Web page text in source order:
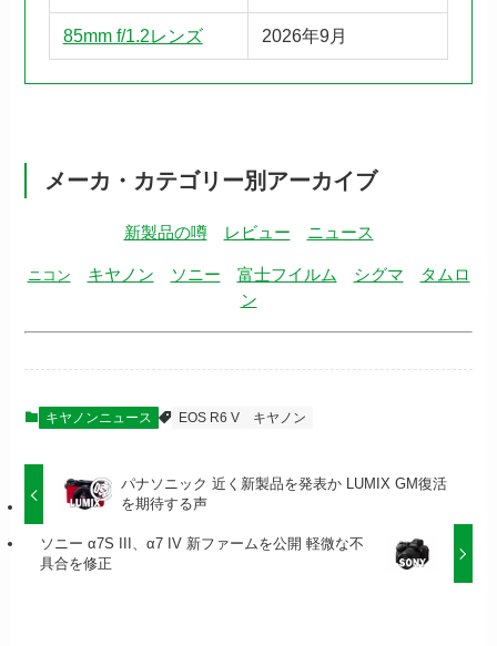
85mm f/1.2レンズ 2026年9月
メーカ・カテゴリー別アーカイブ
新製品の噂 レビュー ニュース
ニコン キヤノン ソニー 富士フイルム シグマ
タムロ
ン
キヤノンニュース EOS R6 V キヤノン
パナソニック 近く新製品を発表か LUMIX GM復活
を期待する声
ソニー α7S III、α7 IV 新ファームを公開 軽微な不
具合を修正